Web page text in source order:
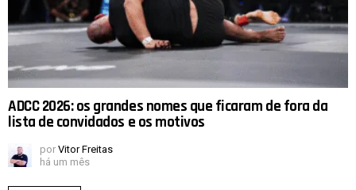
ADCC 2026: os grandes nomes que ficaram de fora da
lista de convidados e os motivos
por Vitor Freitas
há um mês